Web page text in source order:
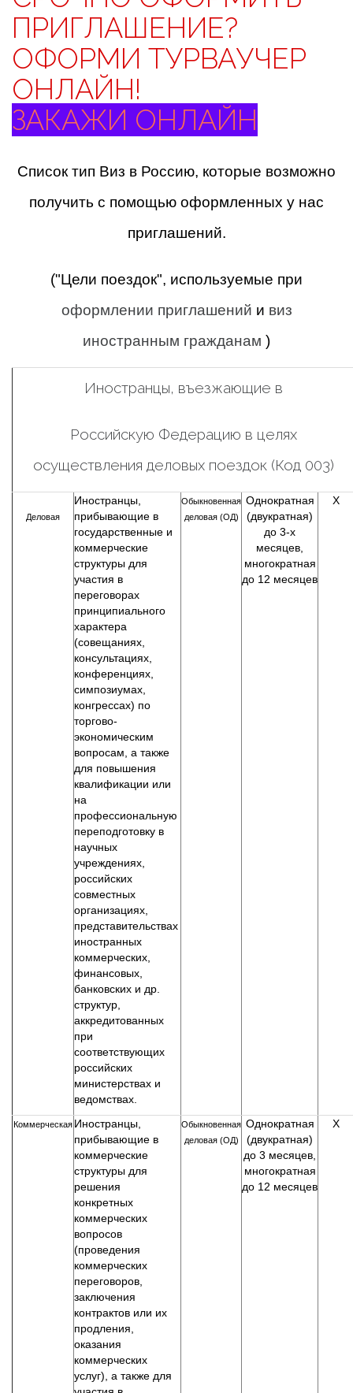
ПРИГЛАШЕНИЕ?
ОФОРМИ ТУРВАУЧЕР
ОНЛАЙН!
ЗАКАЖИ ОНЛАЙН
Список тип Виз в Россию, которые возможно
получить с помощью оформленных у нас
приглашений.
("Цели поездок", используемые при
оформлении приглашений и виз
иностранным гражданам )
Иностранцы, въезжающие в
Российскую Федерацию в целях
осуществления деловых поездок (Код 003)
Деловая
Иностранцы,
прибывающие в
государственные и
коммерческие
структуры для
участия в
переговорах
принципиального
характера
(совещаниях,
консультациях,
конференциях,
симпозиумах,
конгрессах) по
торгово-
экономическим
вопросам, а также
для повышения
квалификации или
на
профессиональную
переподготовку в
научных
учреждениях,
российских
совместных
организациях,
представительствах
иностранных
коммерческих,
финансовых,
банковских и др.
структур,
аккредитованных
при
соответствующих
российских
министерствах и
ведомствах.
Обыкновенная
деловая (ОД)
Однократная
(двукратная)
до 3-х
месяцев,
многократная
до 12 месяцев
Х
Коммерческая Иностранцы,
прибывающие в
коммерческие
структуры для
решения
конкретных
коммерческих
вопросов
(проведения
коммерческих
переговоров,
заключения
контрактов или их
продления,
оказания
коммерческих
услуг), а также для
Обыкновенная
деловая (ОД)
Однократная
(двукратная)
до 3 месяцев,
многократная
до 12 месяцев
Х